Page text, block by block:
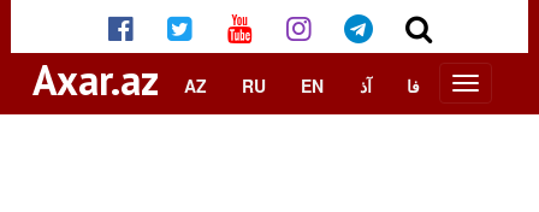
Axar.az AZ RU EN آذ فا